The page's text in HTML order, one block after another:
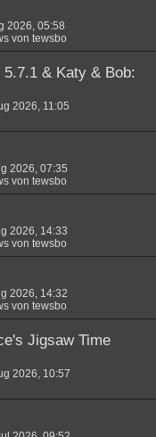
2026, 05:58
von tewsbo
& Katy & Bob:
2026, 11:05
2026, 07:35
von tewsbo
2026, 14:33
von tewsbo
2026, 14:32
von tewsbo
Jigsaw Time
2026, 10:57